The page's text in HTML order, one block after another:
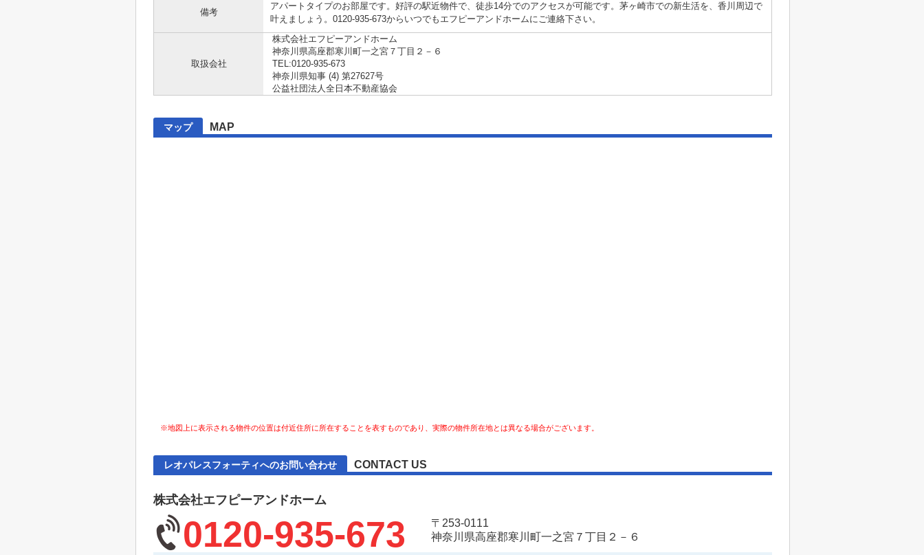
備考
アパートタイプのお部屋です。好評の駅近物件で、徒歩14分でのアクセスが可能です。茅ヶ崎市での新生活を、香川周辺で
叶えましょう。0120-935-673からいつでもエフピーアンドホームにご連絡下さい。
取扱会社
株式会社エフピーアンドホーム
神奈川県高座郡寒川町一之宮７丁目２－６
TEL:0120-935-673
神奈川県知事 (4) 第27627号
公益社団法人全日本不動産協会
マップ MAP
※地図上に表示される物件の位置は付近住所に所在することを表すものであり、実際の物件所在地とは異なる場合がございます。
レオパレスフォーティへのお問い合わせ CONTACT US
株式会社エフピーアンドホーム
0120-935-673
〒253-0111
神奈川県高座郡寒川町一之宮７丁目２－６